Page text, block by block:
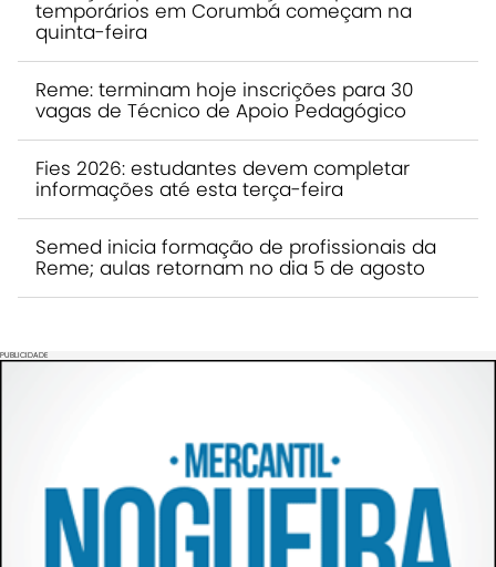
temporários em Corumbá começam na
quinta-feira
Reme: terminam hoje inscrições para 30
vagas de Técnico de Apoio Pedagógico
Fies 2026: estudantes devem completar
informações até esta terça-feira
Semed inicia formação de profissionais da
Reme; aulas retornam no dia 5 de agosto
PUBLICIDADE